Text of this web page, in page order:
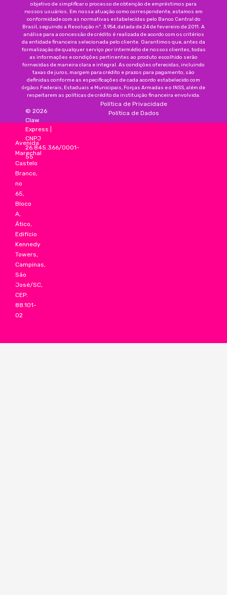
objetivo de simplificar o processo de obtenção de empréstimos para
nossos usuários. Em nossa atuação como correspondente, estamos em
conformidade com as normativas estabelecidas pelo Banco Central do
Brasil, seguindo a Resolução nº. 3.954, datada de 24 de fevereiro de 2011. A
análise para a concessão de crédito é realizada de acordo com os critérios
da entidade financeira selecionada pelo cliente. Garantimos que, antes da
formalização de qualquer serviço por intermédio de nossos clientes, todas
as informações e condições pertinentes ao produto escolhido serão
fornecidas de maneira clara e integral. As condições oferecidas, incluindo
taxas de juros, margem para crédito e prazos para pagamento, são
definidas conforme as especificações de cada acordo estabelecido com
órgãos Federais, Estaduais e Municipais, Forças Armadas e o INSS, além de
respeitarem as políticas de crédito da instituição financeira envolvida.
Avenida
Marechal
Castelo
Branco,
no
65,
Bloco
A,
Ático,
Edifício
Kennedy
Towers,
Campinas,
São
José/SC,
CEP:
88.101-
02
© 2026
Claw
Express
CNPJ
26.845.366/0001-
55
Política de Privacidade
Política de Dados